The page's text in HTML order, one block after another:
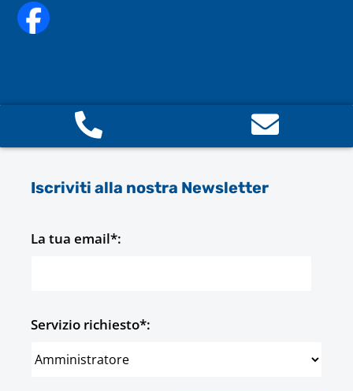
Iscriviti alla nostra Newsletter
La tua email*:
Servizio richiesto*: